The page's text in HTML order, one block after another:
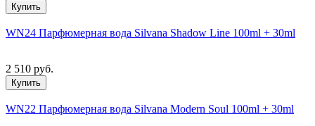
Купить
WN24 Парфюмерная вода Silvana Shadow Line 100ml + 30ml
2 510 руб.
Купить
WN22 Парфюмерная вода Silvana Modern Soul 100ml + 30ml